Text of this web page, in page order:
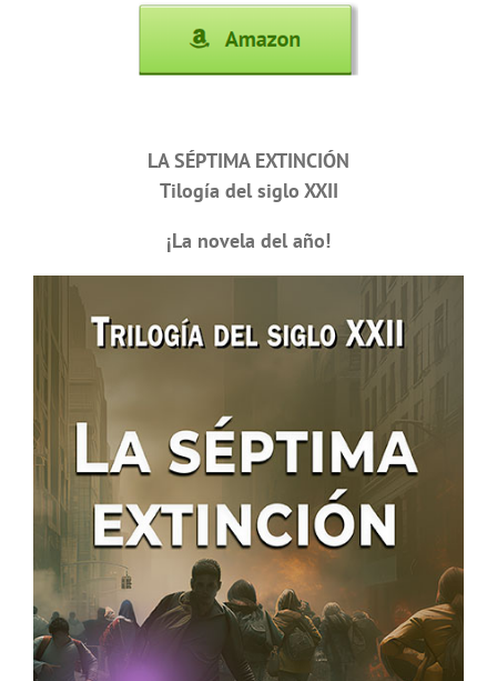
LA SÉPTIMA EXTINCIÓN
Tilogía del siglo XXII
¡La novela del año!